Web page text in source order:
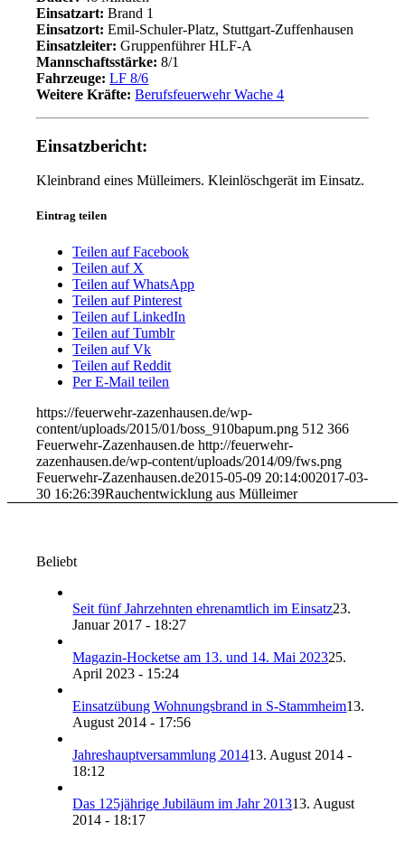
Einsatzart: Brand 1
Einsatzort: Emil-Schuler-Platz, Stuttgart-Zuffenhausen
Einsatzleiter: Gruppenführer HLF-A
Mannschaftsstärke: 8/1
Fahrzeuge: LF 8/6
Weitere Kräfte: Berufsfeuerwehr Wache 4
Einsatzbericht:
Kleinbrand eines Mülleimers. Kleinlöschgerät im Einsatz.
Eintrag teilen
Teilen auf Facebook
Teilen auf X
Teilen auf WhatsApp
Teilen auf Pinterest
Teilen auf LinkedIn
Teilen auf Tumblr
Teilen auf Vk
Teilen auf Reddit
Per E-Mail teilen
https://feuerwehr-zazenhausen.de/wp-
content/uploads/2015/01/boss_910bapum.png 512 366
Feuerwehr-Zazenhausen.de http://feuerwehr-
zazenhausen.de/wp-content/uploads/2014/09/fws.png
Feuerwehr-Zazenhausen.de2015-05-09 20:14:002017-03-
30 16:26:39Rauchentwicklung aus Mülleimer
Beliebt
Seit fünf Jahrzehnten ehrenamtlich im Einsatz23.
Januar 2017 - 18:27
Magazin-Hocketse am 13. und 14. Mai 202325.
April 2023 - 15:24
Einsatzübung Wohnungsbrand in S-Stammheim13.
August 2014 - 17:56
Jahreshauptversammlung 201413. August 2014 -
18:12
Das 125jährige Jubiläum im Jahr 201313. August
2014 - 18:17